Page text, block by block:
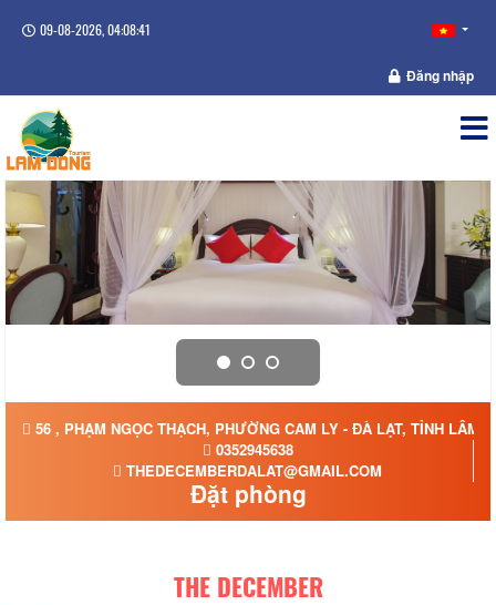
09-08-2026, 04:08:42
Đăng nhập
56 , PHẠM NGỌC THẠCH, PHƯỜNG CAM LY - ĐÀ LẠT, TỈNH LÂM
0352945638
THEDECEMBERDALAT@GMAIL.COM
Đặt phòng
THE DECEMBER